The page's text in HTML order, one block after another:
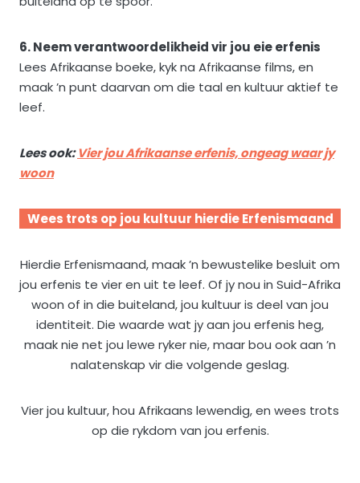
6. Neem verantwoordelikheid vir jou eie erfenis
Lees Afrikaanse boeke, kyk na Afrikaanse films, en
maak ’n punt daarvan om die taal en kultuur aktief te
leef.
Lees ook:Vier jou Afrikaanse erfenis, ongeag waar jy
woon
Wees trots op jou kultuur hierdie Erfenismaand
Hierdie Erfenismaand, maak ’n bewustelike besluit om
jou erfenis te vier en uit te leef. Of jy nou in Suid-Afrika
woon of in die buiteland, jou kultuur is deel van jou
identiteit. Die waarde wat jy aan jou erfenis heg,
maak nie net jou lewe ryker nie, maar bou ook aan ’n
nalatenskap vir die volgende geslag.
Vier jou kultuur, hou Afrikaans lewendig, en wees trots
op die rykdom van jou erfenis.